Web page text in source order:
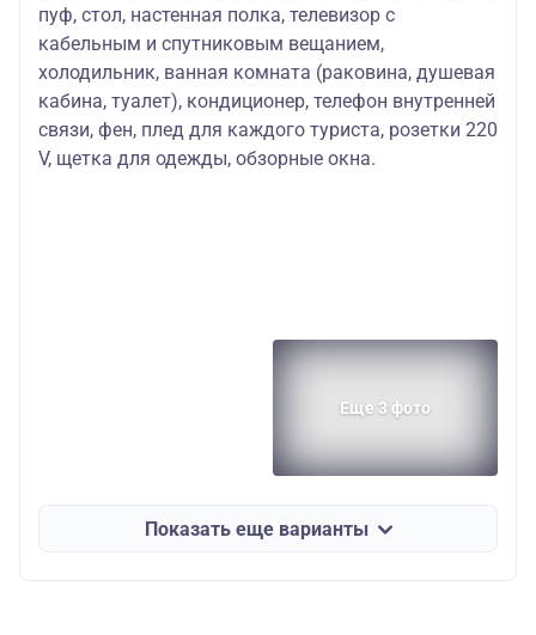
пуф, стол, настенная полка, телевизор с
кабельным и спутниковым вещанием,
холодильник, ванная комната (раковина, душевая
кабина, туалет), кондиционер, телефон внутренней
связи, фен, плед для каждого туриста, розетки 220
V, щетка для одежды, обзорные окна.
Еще 3 фото
Показать еще варианты